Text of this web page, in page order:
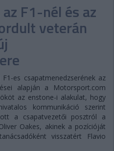
PONTÁLLÁSOK
F1-nél és az
veterán
es csapatmenedzserének az
alapján a Motorsport.com
az enstone-i alakulat, hogy
kommunikáció szerint
a csapatvezetői posztról a
Oakes, akinek a pozícióját
visszatért Flavio